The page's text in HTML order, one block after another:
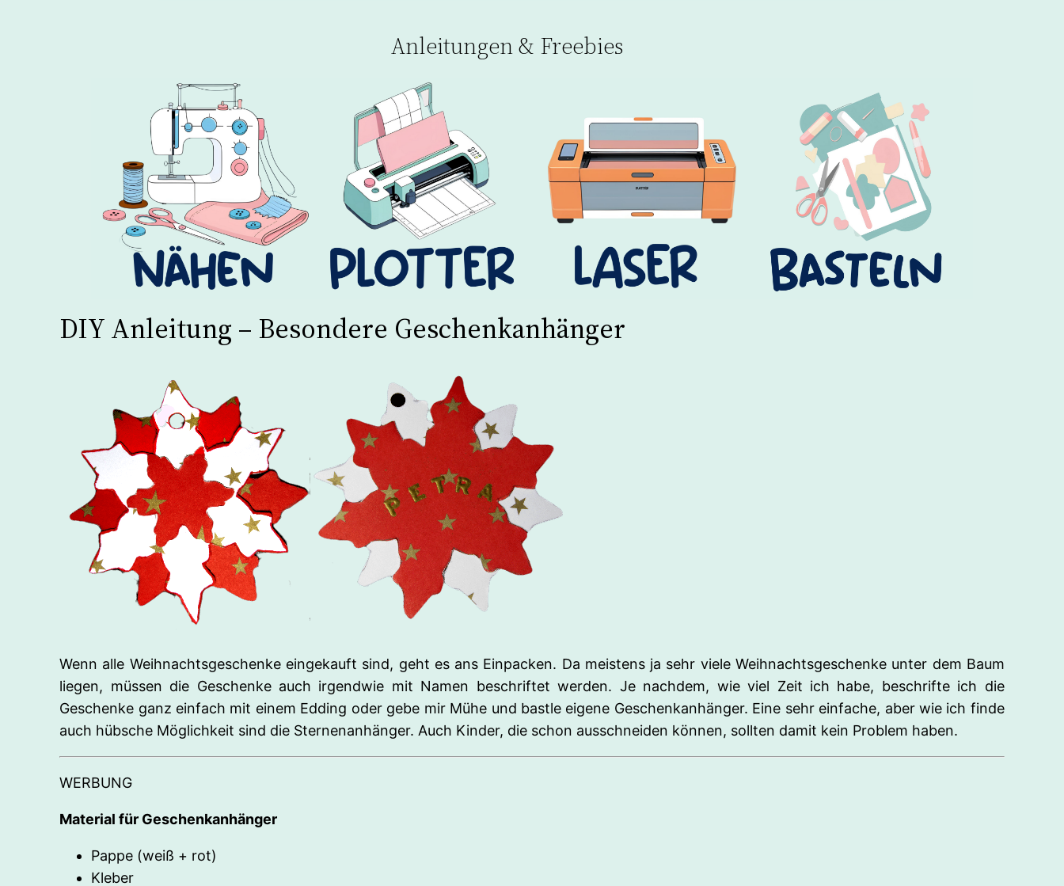
Anleitungen & Freebies
DIY Anleitung – Besondere Geschenkanhänger
Wenn alle Weihnachtsgeschenke eingekauft sind, geht es ans Einpacken. Da meistens ja sehr viele Weihnachtsgeschenke unter dem Baum
liegen, müssen die Geschenke auch irgendwie mit Namen beschriftet werden. Je nachdem, wie viel Zeit ich habe, beschrifte ich die
Geschenke ganz einfach mit einem Edding oder gebe mir Mühe und bastle eigene Geschenkanhänger. Eine sehr einfache, aber wie ich finde
auch hübsche Möglichkeit sind die Sternenanhänger. Auch Kinder, die schon ausschneiden können, sollten damit kein Problem haben.
WERBUNG
Material für Geschenkanhänger
Pappe (weiß + rot)
Kleber